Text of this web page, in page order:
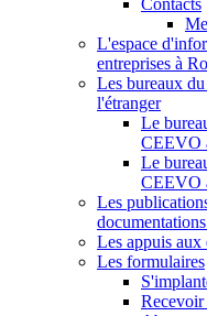
Contacts
L'espace
entreprises à
Les bureaux
l'étranger
Le
CEEVO
Le
CEEVO
Les
Les appuis aux
Les formulaires
Recevoir